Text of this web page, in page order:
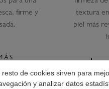
de cookies sirven para
y analizar datos
firme y
textura
piel más